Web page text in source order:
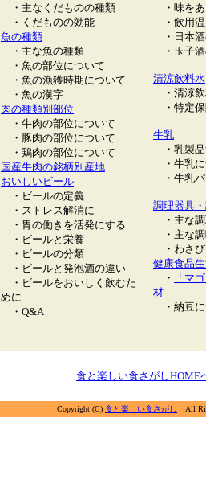
・主なくだものの種類
・くだものの効能
魚の種類
・主な魚の種類
・魚の部位について
・魚の漁獲時期について
・魚の漢字
肉の種類別部位
・牛肉の部位について
・豚肉の部位について
・鶏肉の部位について
国産牛肉の銘柄別産地
おいしいビール
・ビールの定義
・ストレス解消に
・胃の働きを活発にする
・ビールと栄養
・ビールの分類
・ビールと発泡酒の違い
・ビールをおいしく飲むた
めに
・Q&A
・味をあ
・飲用温
・日本酒
・玉子酒
清涼飲料水
・清涼飲
・特定保
牛乳
・乳製品
・牛乳に
・牛乳パ
調理器具
・主な調
・主な調
・わさび
健康食品
・
「マ
材
・納豆に
食と楽しい食さがしHOME
Copyright (C) 食と楽しい食さがし All